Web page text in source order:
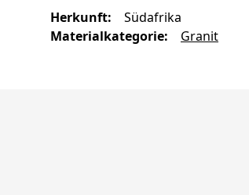
Herkunft:
Südafrika
Materialkategorie: Granit